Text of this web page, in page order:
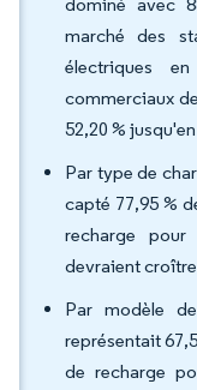
marché des
électriques
commerciaux
52,20 %
Par type de
capté 77,95 %
recharge
devraient croître
Par modèle
représentait
de recharge